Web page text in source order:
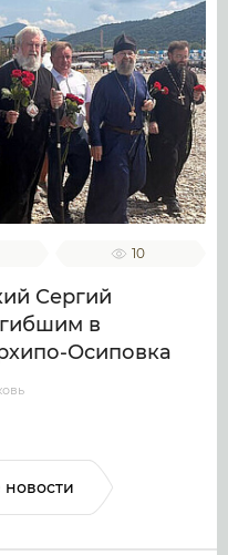
10
Сергий
в
Осиповка
новости